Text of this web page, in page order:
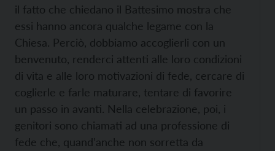
il fatto che chiedano il Battesimo mostra che
essi hanno ancora qualche legame con la
Chiesa. Perciò, dobbiamo accoglierli con un
benvenuto, renderci attenti alle loro condizioni
di vita e alle loro motivazioni di fede, cercare di
coglierle e farle maturare, tentare di favorire
un passo in avanti. Nella celebrazione, poi, i
genitori sono chiamati ad una professione di
fede che, quand’anche non sorretta da